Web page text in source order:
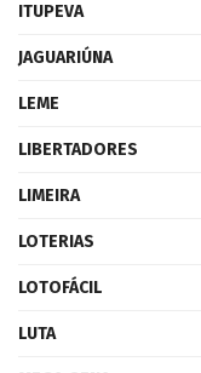
ITUPEVA
JAGUARIÚNA
LEME
LIBERTADORES
LIMEIRA
LOTERIAS
LOTOFÁCIL
LUTA